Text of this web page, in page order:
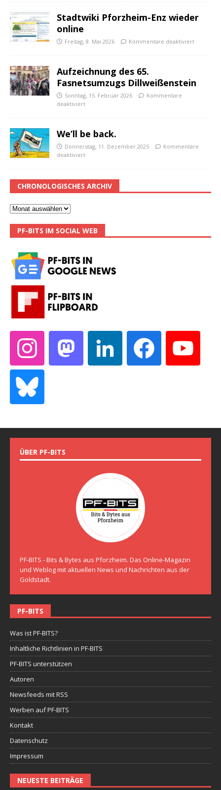
Stadtwiki Pforzheim-Enz wieder
online
Freitag, 8. Mai 2026 Kommentare deaktiviert
Aufzeichnung des 65.
Fasnetsumzugs Dillweißenstein
Sonntag, 15. Februar 2026
Kommentare
deaktiviert
We’ll be back.
Donnerstag, 11. Dezember 2025
Kommentare
deaktiviert
CHRONOLOGISCHES ARCHIV
PF-BITS IM SOCIAL WEB
ÜBER PF-BITS
PF-BITS - Bits & Bytes aus Pforzheim. Das Online-Magazin
und Weblog mit aktuellen News und Nachrichten aus der
Goldstadt.
PF-BITS
Was ist PF-BITS?
Inhaltliche Richtlinien in PF-BITS
PF-BITS unterstützen
Autoren
Newsfeeds mit RSS
Werben auf PF-BITS
Kontakt
Datenschutz
Impressum
NEUESTE BEITRÄGE